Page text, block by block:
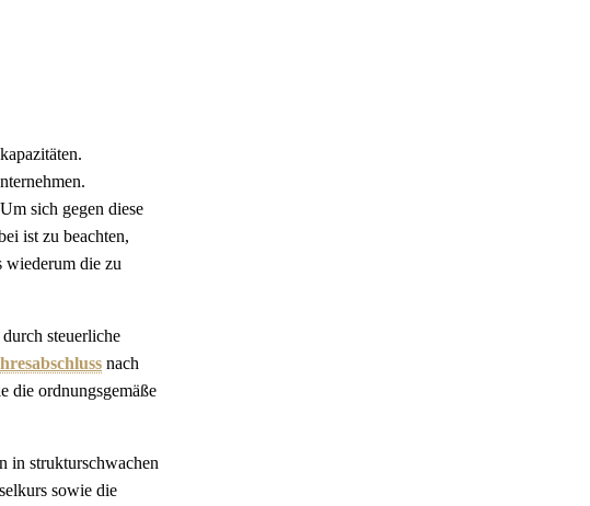
sich gegen diese
ist zu beachten,
wiederum die zu
steuerliche
nach
die ordnungsgemäße
in strukturschwachen
sowie die